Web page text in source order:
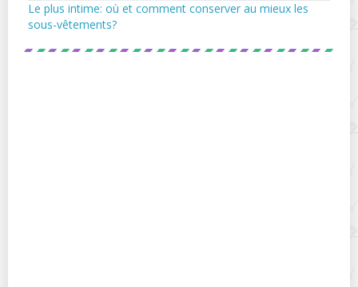
Le plus intime: où et comment conserver au mieux les
sous-vêtements?